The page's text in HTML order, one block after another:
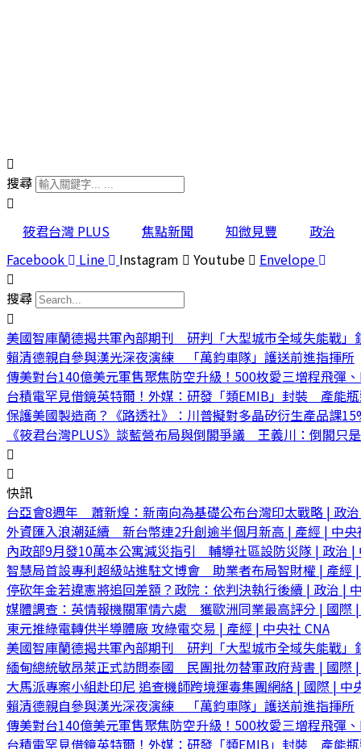
搜尋
筱君台灣 PLUS 焦點新聞 知微見豐
政治
Facebook
Line Instagram Youtube
Envelope
搜尋
美國智庫蘭德揭共軍內部期刊 研判「大型城市全域失能戰」
賴清德親自參與漢光深夜演練 「萬鈞車隊」護送前進指揮所
傳美對台140億美元軍售聚焦防空升級！500枚愛三增程飛彈
台積電罕見借鏡英特爾！外媒：研發「類EMIB」封裝 產能
保護美國製造商？《路透社》：川普擬對多晶矽衍生產品課
《筱君台灣PLUS》談藍營布局與倒閣爭議 王義川：倒閣只
快訊
台亞會8週年 蕭新煌：新南向為基礎公布台灣印太戰略 | 政治
外資匯入浪潮延續 新台幣連2升創逾半個月新高 | 產經 | 中央
內政部9月發10萬本公寓減災指引 輔導社區設防災隊 | 政治 |
智慧局首設專利超級站進駐文博會 助業者布局智財權 | 產經 |
停砍年金若違憲將追回差額？政院：依判決執行後續 | 政治 |
媒體調查：英情報機關軍情六處 獲歐洲同業最高評分 | 國際 |
東元推綠電轉供半導體廠 攻綠電交易 | 產經 | 中央社 CNA
美國智庫蘭德揭共軍內部期刊 研判「大型城市全域失能戰」
緬甸總統敏昂萊正式訪問泰國 民團批勿替軍政府背書 | 國際 |
大馬派專案小組赴印尼 追查機師跨境運毒集團網絡 | 國際 | 中
賴清德親自參與漢光深夜演練 「萬鈞車隊」護送前進指揮所
傳美對台140億美元軍售聚焦防空升級！500枚愛三增程飛彈
台積電罕見借鏡英特爾！外媒：研發「類EMIB」封裝 產能